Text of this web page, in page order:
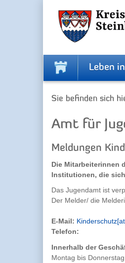
Leben
Sie befinden sich
Amt für
Meldungen
Die Mitarbeiterinnen
Institutionen, die
Das Jugendamt ist
Der Melder/ die
E-Mail:
Telefon:
Innerhalb der
Montag bis